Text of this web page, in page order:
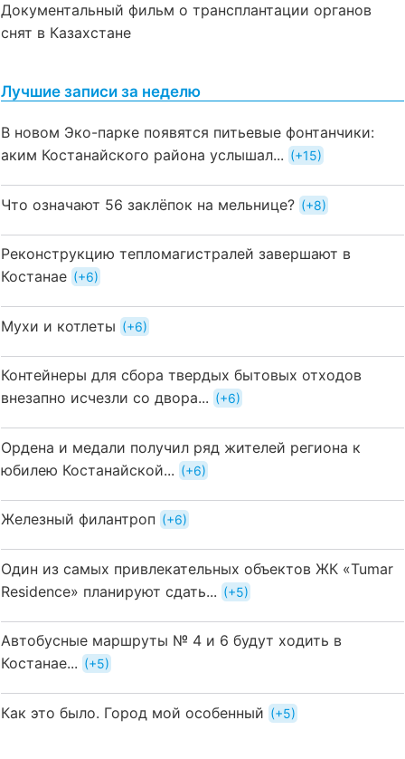
Документальный фильм о трансплантации органов
снят в Казахстане
Лучшие записи за неделю
В новом Эко-парке появятся питьевые фонтанчики:
аким Костанайского района услышал...
+15
Что означают 56 заклёпок на мельнице? +8
Реконструкцию тепломагистралей завершают в
Костанае
+6
Мухи и котлеты +6
Контейнеры для сбора твердых бытовых отходов
внезапно исчезли со двора...
+6
Ордена и медали получил ряд жителей региона к
юбилею Костанайской...
+6
Железный филантроп +6
Один из самых привлекательных объектов ЖК «Tumar
Residence» планируют сдать...
+5
Автобусные маршруты № 4 и 6 будут ходить в
Костанае...
+5
Как это было. Город мой особенный +5